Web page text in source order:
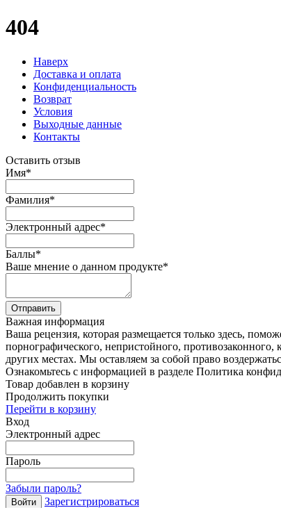
404
Наверх
Доставка и оплата
Конфиденциальность
Возврат
Условия
Выходные данные
Контакты
Оставить отзыв
Имя*
Фамилия*
Электронный адрес*
Баллы*
Ваше мнение о данном продукте*
Отправить
Важная информация
Ваша рецензия, которая размещается только здесь,
порнографического, непристойного,
других местах. Мы оставляем за собой право
Ознакомьтесь с информацией в разделе Политика
Товар добавлен в корзину
Продолжить покупки
Перейти в корзину
Вход
Электронный адрес
Пароль
Забыли пароль?
Войти
Зарегистрироваться